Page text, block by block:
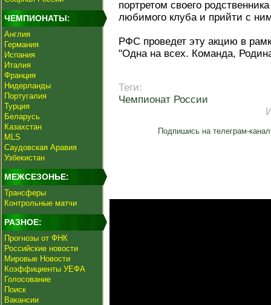
ЧЕМПИОНАТЫ:
Англия
Германия
Испания
Италия
Франция
Нидерланды
Португалия
Турция
Беларусь
Казахстан
MLS
Саудовская Аравия
Узбекистан
МЕЖСЕЗОНЬЕ:
Трансферы
Контрольные матчи
РАЗНОЕ:
Прогнозы от ФНК
Российские новости
Мировые Новости
Коэффициенты УЕФА
Голосование
Поиск
Вакансии
портретом своего
любимого клуба и прийти с
РФС проведет эту акцию в
"Одна на всех. Команда,
Теги:
Чемпионат России
Подпишись на телеграм-